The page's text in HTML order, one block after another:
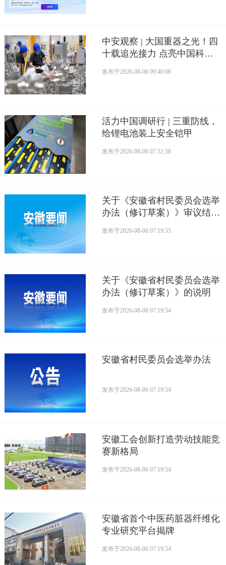
中安观察 | 大国重器之光！四
十载追光接力 点亮中国科研
发布于2026-08-06 09:40:08
活力中国调研行 | 三重防线，
给锂电池装上安全铠甲
发布于2026-08-06 07:52:58
关于《安徽省村民委员会选举
办法（修订草案）》审议结果
发布于2026-08-06 07:19:55
关于《安徽省村民委员会选举
办法（修订草案）》的说明
发布于2026-08-06 07:19:54
安徽省村民委员会选举办法
发布于2026-08-06 07:19:54
安徽工会创新打造劳动技能竞
赛新格局
发布于2026-08-06 07:19:54
安徽省首个中医药脏器纤维化
专业研究平台揭牌
发布于2026-08-06 07:19:54